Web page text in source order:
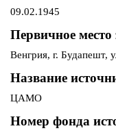
09.02.1945
Первичное место
Венгрия, г. Будапешт,
Название
ЦАМО
Номер фонда